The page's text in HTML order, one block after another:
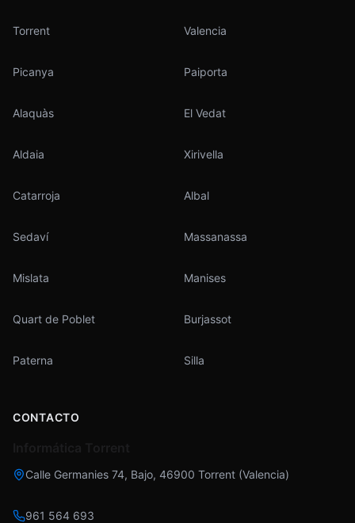
Torrent Valencia
Picanya Paiporta
Alaquàs El Vedat
Aldaia Xirivella
Catarroja Albal
Sedaví Massanassa
Mislata Manises
Quart de Poblet Burjassot
Paterna Silla
CONTACTO
Calle Germanies 74, Bajo, 46900 Torrent (Valencia)
961 564 693